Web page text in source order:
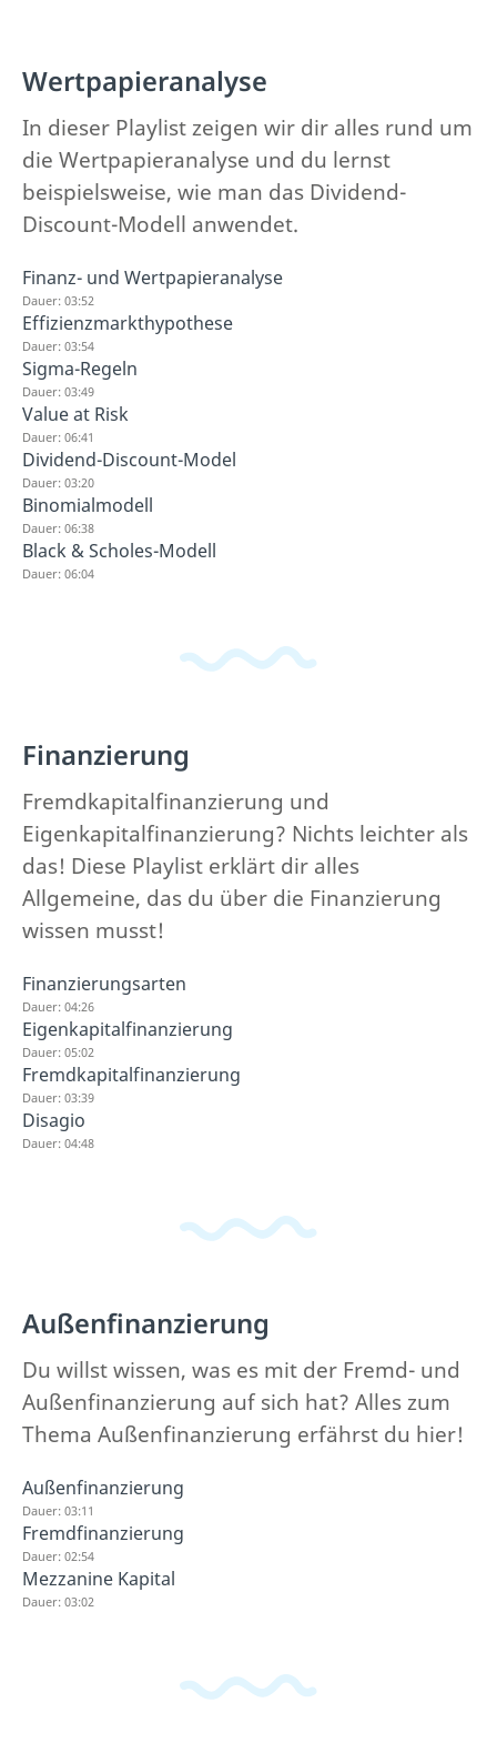
Wertpapieranalyse
In dieser Playlist zeigen wir dir alles rund um
die Wertpapieranalyse und du lernst
beispielsweise, wie man das Dividend-
Discount-Modell anwendet.
Finanz- und Wertpapieranalyse
Dauer: 03:52
Effizienzmarkthypothese
Dauer: 03:54
Sigma-Regeln
Dauer: 03:49
Value at Risk
Dauer: 06:41
Dividend-Discount-Model
Dauer: 03:20
Binomialmodell
Dauer: 06:38
Black & Scholes-Modell
Dauer: 06:04
Finanzierung
Fremdkapitalfinanzierung und
Eigenkapitalfinanzierung? Nichts leichter als
das! Diese Playlist erklärt dir alles
Allgemeine, das du über die Finanzierung
wissen musst!
Finanzierungsarten
Dauer: 04:26
Eigenkapitalfinanzierung
Dauer: 05:02
Fremdkapitalfinanzierung
Dauer: 03:39
Disagio
Dauer: 04:48
Außenfinanzierung
Du willst wissen, was es mit der Fremd- und
Außenfinanzierung auf sich hat? Alles zum
Thema Außenfinanzierung erfährst du hier!
Außenfinanzierung
Dauer: 03:11
Fremdfinanzierung
Dauer: 02:54
Mezzanine Kapital
Dauer: 03:02